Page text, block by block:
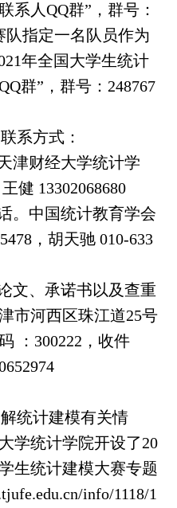
系人QQ群”，群号：
队指定一名队员作为
年全国大学生统计
群”，群号：248767
系方式：
津财经大学统计学
健 13302068680
。中国统计教育学会
，胡天驰 010-633
文、承诺书以及查重
市河西区珠江道25号
：300222，收件
统计建模有关情
学统计学院开设了20
生统计建模大赛专题
info/1118/1